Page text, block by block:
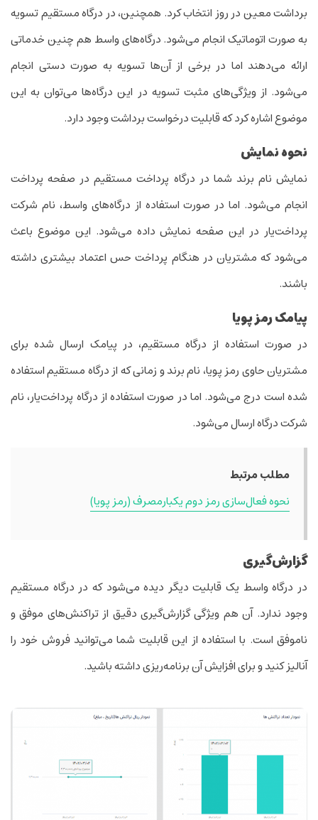
برداشت معین در روز انتخاب کرد. همچنین، در درگاه مستقیم تسویه
به صورت اتوماتیک انجام می‌شود. درگاه‌های واسط هم چنین خدماتی
ارائه می‌دهند اما در برخی از آن‌ها تسویه به صورت دستی انجام
می‌شود. از ویژگی‌های مثبت تسویه در این درگاه‌ها می‌توان به این
موضوع اشاره کرد که قابلیت درخواست برداشت وجود دارد.
نحوه نمایش
نمایش نام برند شما در درگاه پرداخت مستقیم در صفحه پرداخت
انجام می‌شود. اما در صورت استفاده از درگاه‌های واسط، نام شرکت
پرداخت‌یار در این صفحه نمایش داده می‌شود. این موضوع باعث
می‌شود که مشتریان در هنگام پرداخت حس اعتماد بیشتری داشته
باشند.
پیامک رمز پویا
در صورت استفاده از درگاه مستقیم، در پیامک ارسال شده برای
مشتریان حاوی رمز پویا، نام برند و زمانی که از درگاه مستقیم استفاده
شده است درج می‌شود. اما در صورت استفاده از درگاه پرداخت‌یار، نام
شرکت درگاه ارسال می‌شود.
مطلب مرتبط
نحوه فعال‌سازی رمز دوم یکبارمصرف (رمز پویا)
گزارش‌گیری
در درگاه واسط یک قابلیت دیگر دیده می‌شود که در درگاه مستقیم
وجود ندارد. آن هم ویژگی گزارش‌گیری دقیق از تراکنش‌های موفق و
ناموفق است. با استفاده از این قابلیت شما می‌توانید فروش خود را
آنالیز کنید و برای افزایش آن برنامه‌ریزی داشته باشید.